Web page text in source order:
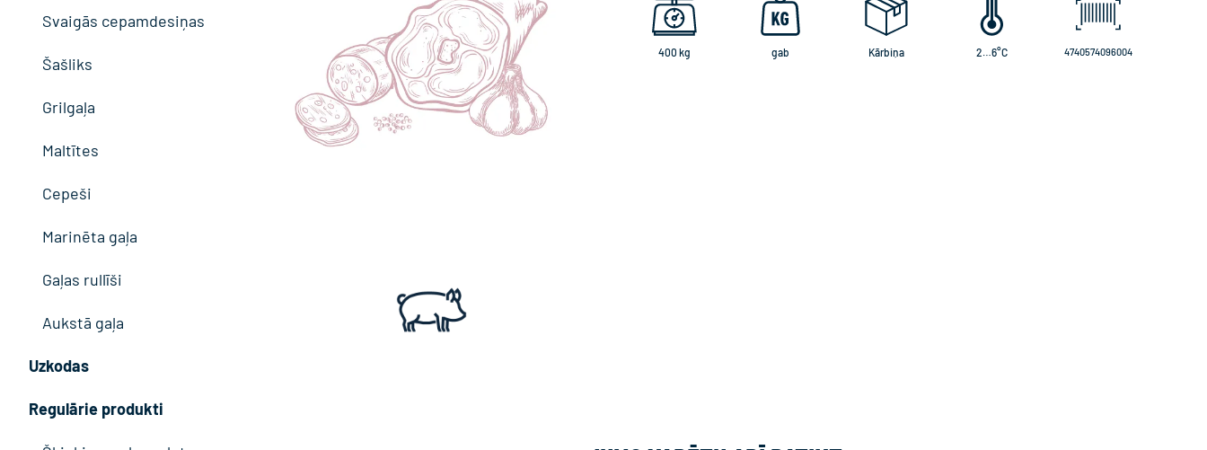
Svaigās cepamdesiņas
Šašliks
Grilgaļa
Maltītes
Cepeši
Marinēta gaļa
Gaļas rullīši
Aukstā gaļa
Uzkodas
Regulārie produkti
400 kg gab Kārbiņa 2…6°C 4740574096004